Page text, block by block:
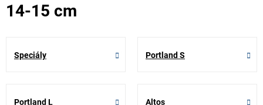
14-15 cm
Speciály Portland S
Portland L Altos